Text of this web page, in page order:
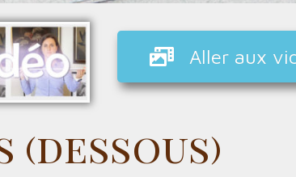
Aller aux
(dessous)